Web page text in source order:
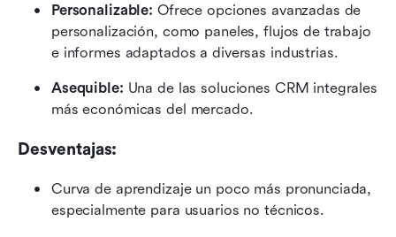
Personalizable: Ofrece opciones avanzadas de
personalización, como paneles, flujos de trabajo
e informes adaptados a diversas industrias.
Asequible: Una de las soluciones CRM integrales
más económicas del mercado.
Desventajas:
Curva de aprendizaje un poco más pronunciada,
especialmente para usuarios no técnicos.